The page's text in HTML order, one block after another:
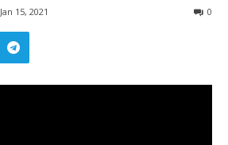
Jan 15, 2021 0